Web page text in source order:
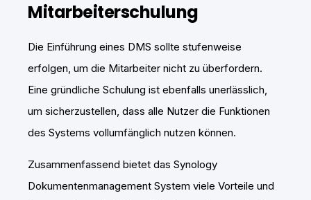
Mitarbeiterschulung
Die Einführung eines DMS sollte stufenweise
erfolgen, um die Mitarbeiter nicht zu überfordern.
Eine gründliche Schulung ist ebenfalls unerlässlich,
um sicherzustellen, dass alle Nutzer die Funktionen
des Systems vollumfänglich nutzen können.
Zusammenfassend bietet das Synology
Dokumentenmanagement System viele Vorteile und